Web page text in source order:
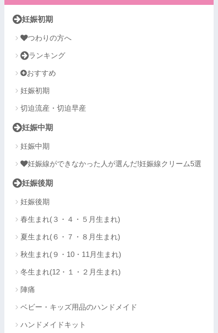
妊娠初期
つわりの方へ
ランキング
おすすめ
妊娠初期
切迫流産・切迫早産
妊娠中期
妊娠中期
妊娠線ができなかった人が選んだ!妊娠線クリーム5選
妊娠後期
妊娠後期
春生まれ(３・４・５月生まれ)
夏生まれ(６・７・８月生まれ)
秋生まれ(９・10・11月生まれ)
冬生まれ(12・１・２月生まれ)
陣痛
ベビー・キッズ用品のハンドメイド
ハンドメイドキット